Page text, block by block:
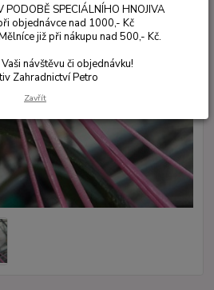
PODOBĚ SPECIÁLNÍHO HNOJIVA
objednávce nad 1000,- Kč
již při nákupu nad 500,- Kč.
návštěvu či objednávku!
Zahradnictví Petro
Zavřít